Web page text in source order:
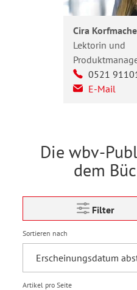
Cira
Lektorin und
0521
E-Mail
Die wbv-
dem
Filter
Sortieren nach
Artikel pro Seite